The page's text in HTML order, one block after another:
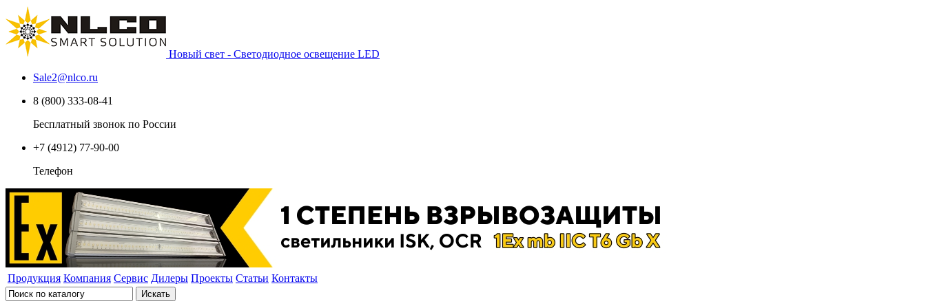
Новый свет - Светодиодное освещение LED
Sale2@nlco.ru
8 (800) 333-08-41
Бесплатный звонок по России
+7 (4912) 77-90-00
Телефон
Продукция Компания Сервис Дилеры Проекты Статьи Контакты